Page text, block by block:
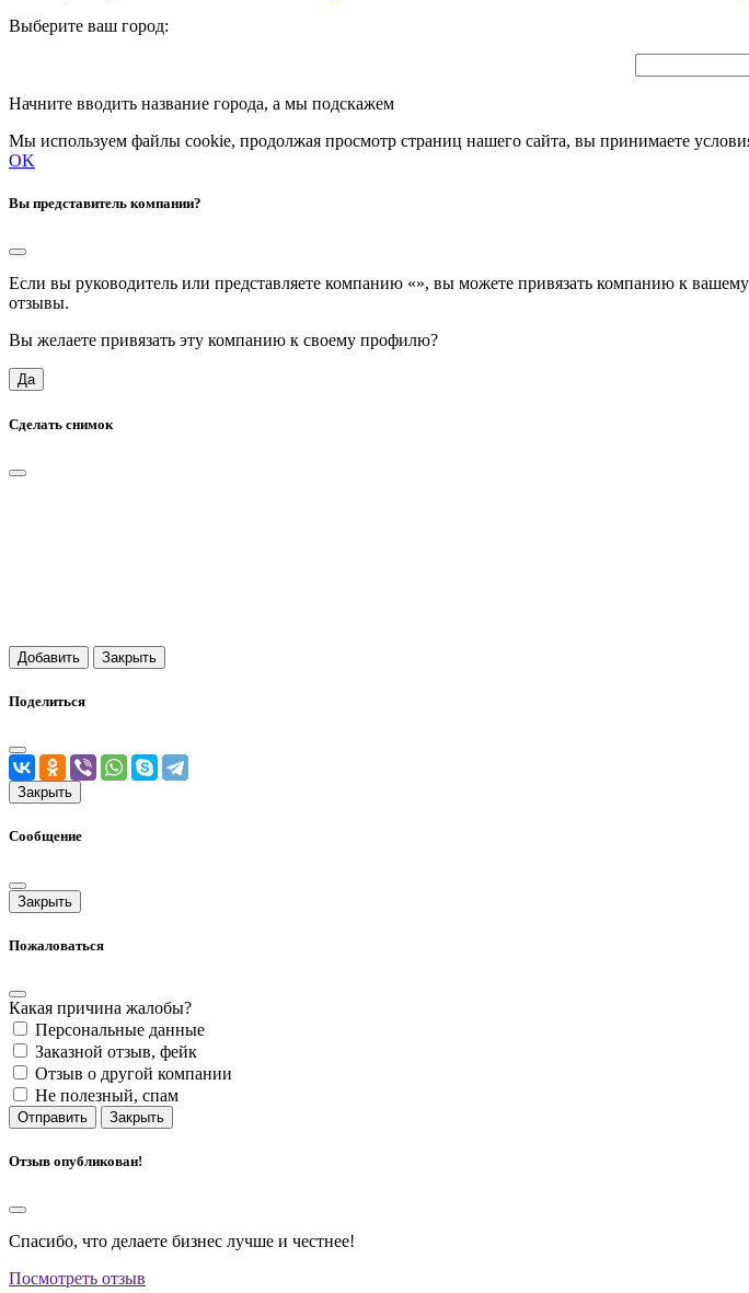
Выберите ваш город:
Начните вводить название города, а мы подскажем
Мы используем файлы cookie, продолжая просмотр страниц нашего сайта, вы принимаете
OK
Вы представитель компании?
Если вы руководитель или представляете компанию «», вы можете привязать компанию к
отзывы.
Вы желаете привязать эту компанию к своему профилю?
Да
Сделать снимок
Добавить Закрыть
Поделиться
Закрыть
Сообщение
Закрыть
Пожаловаться
Какая причина жалобы?
Персональные данные
Заказной отзыв, фейк
Отзыв о другой компании
Не полезный, спам
Отправить Закрыть
Отзыв опубликован!
Спасибо, что делаете бизнес лучше и честнее!
Посмотреть отзыв